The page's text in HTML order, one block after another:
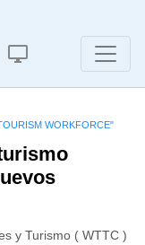
WORKFORCE"
y Turismo ( WTTC )